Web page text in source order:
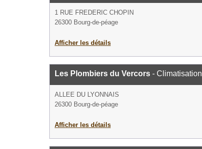
1 RUE FREDERIC CHOPIN
26300 Bourg-de-péage
Afficher les détails
Les Plombiers du Vercors - Climatisation
ALLEE DU LYONNAIS
26300 Bourg-de-péage
Afficher les détails